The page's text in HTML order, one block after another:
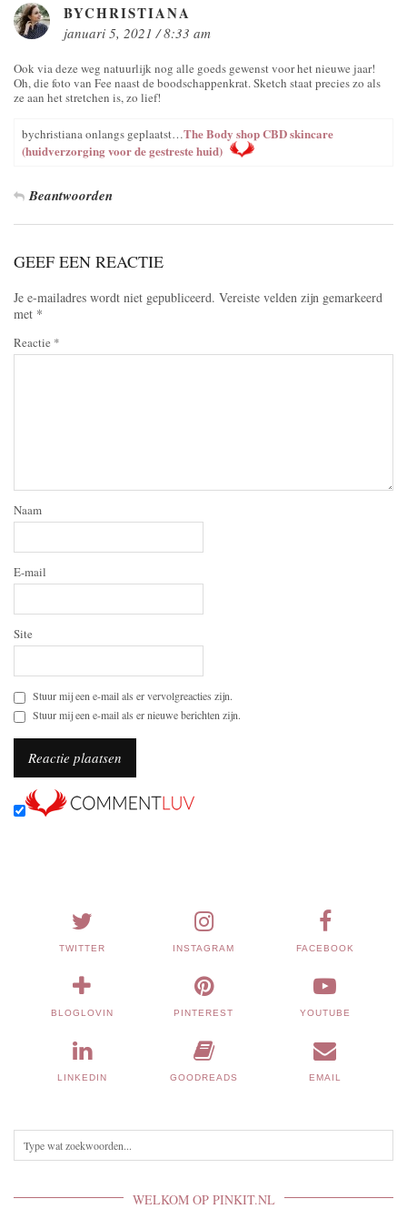
BYCHRISTIANA
januari 5, 2021 / 8:33 am
Ook via deze weg natuurlijk nog alle goeds gewenst voor het nieuwe jaar!
Oh, die foto van Fee naast de boodschappenkrat. Sketch staat precies zo als
ze aan het stretchen is, zo lief!
bychristiana onlangs geplaatst…The Body shop CBD skincare
(huidverzorging voor de gestreste huid)
Beantwoorden
GEEF EEN REACTIE
Je e-mailadres wordt niet gepubliceerd. Vereiste velden zijn gemarkeerd
met *
Reactie *
Naam
E-mail
Site
Stuur mij een e-mail als er vervolgreacties zijn.
Stuur mij een e-mail als er nieuwe berichten zijn.
TWITTER INSTAGRAM FACEBOOK
BLOGLOVIN PINTEREST YOUTUBE
LINKEDIN GOODREADS EMAIL
WELKOM OP PINKIT.NL